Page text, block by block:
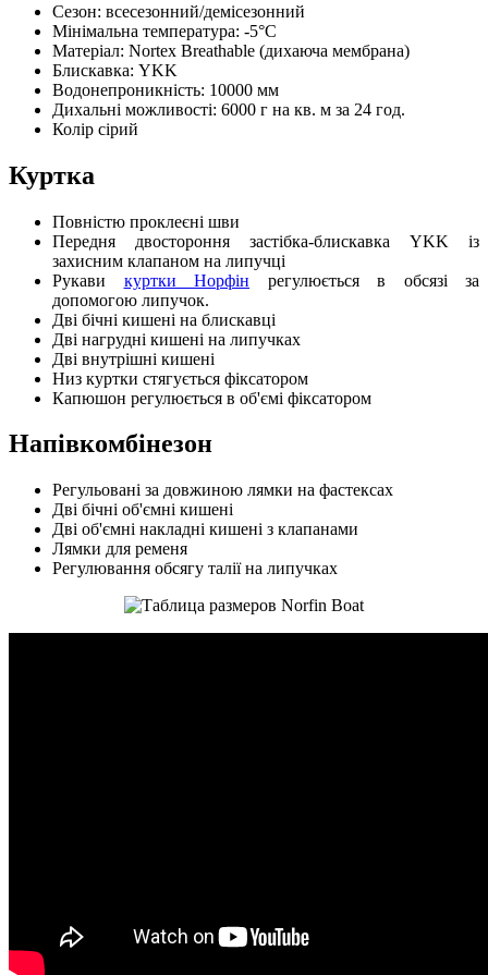
Сезон: всесезонний/демісезонний
Мінімальна температура: -5°С
Матеріал: Nortex Breathable (дихаюча мембрана)
Блискавка: YKK
Водонепроникність: 10000 мм
Дихальні можливості: 6000 г на кв. м за 24 год.
Колір сірий
Куртка
Повністю проклеєні шви
Передня двостороння застібка-блискавка YKK із
захисним клапаном на липучці
Рукави куртки Норфін регулюється в обсязі за
допомогою липучок.
Дві бічні кишені на блискавці
Дві нагрудні кишені на липучках
Дві внутрішні кишені
Низ куртки стягується фіксатором
Капюшон регулюється в об'ємі фіксатором
Напівкомбінезон
Регульовані за довжиною лямки на фастексах
Дві бічні об'ємні кишені
Дві об'ємні накладні кишені з клапанами
Лямки для ременя
Регулювання обсягу талії на липучках